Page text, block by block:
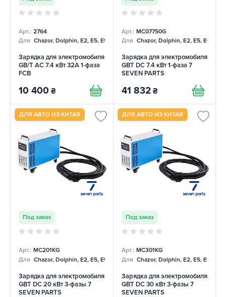
Арт.: 2764
Для Chazor, Dolphin, E2, E5, E9, Mercedes
Зарядка для электромобиля
GB/T AC 7.4 кВт 32А 1-фаза
FCB
10 400 ₴
Арт.: MC07750G
Для Chazor, Dolphin, E2, E5, E9,
Зарядка для электромобиля
GBT DC 7.4 кВт 1-фаза 7
SEVEN PARTS
41 832 ₴
ДЛЯ АВТО ИЗ КИТАЯ
Под заказ
Арт.: MC201KG
Для Chazor, Dolphin, E2, E5, E9, Mercedes
Зарядка для электромобиля
GBT DC 20 кВт 3-фазы 7
SEVEN PARTS
ДЛЯ АВТО ИЗ КИТАЯ
Под заказ
Арт.: MC301KG
Для Chazor, Dolphin, E2, E5, E9,
Зарядка для электромобиля
GBT DC 30 кВт 3-фазы 7
SEVEN PARTS